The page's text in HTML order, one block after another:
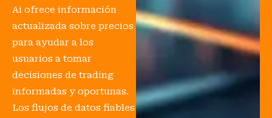
Ai ofrece información
actualizada sobre precios
para ayudar a los
usuarios a tomar
decisiones de trading
informadas y oportunas.
Los flujos de datos fiables